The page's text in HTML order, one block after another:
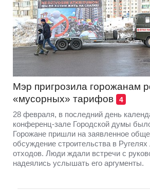
Мэр пригрозила горожанам
«мусорных» тарифов
4
28 февраля, в последний день
конференц-зале Городской думы
Горожане пришли на заявленное
обсуждение строительства в Ругелях
отходов. Люди ждали встречи с
надеялись услышать его аргументы.